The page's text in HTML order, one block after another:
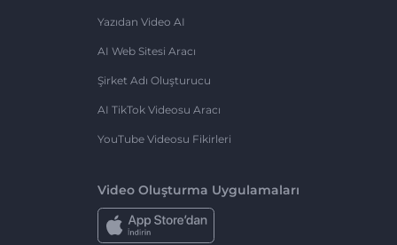
Yazıdan Video AI
AI Web Sitesi Aracı
Şirket Adı Oluşturucu
AI TikTok Videosu Aracı
YouTube Videosu Fikirleri
Video Oluşturma Uygulamaları